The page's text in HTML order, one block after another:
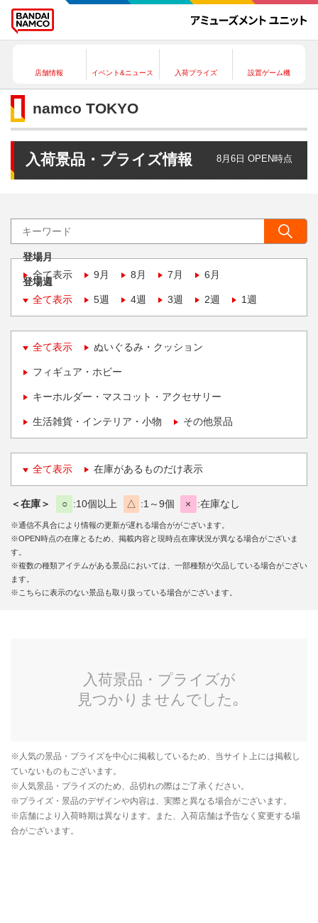
店舗情報 イベント&ニュース 入荷プライズ 設置ゲーム機
namco TOKYO
入荷景品・プライズ情報 8月6日 OPEN時点
登場月
全て表示
9月 8月 7月 6月
登場週
全て表示
5週 4週 3週 2週 1週
全て表示 ぬいぐるみ・クッション
フィギュア・ホビー
キーホルダー・マスコット・アクセサリー
生活雑貨・インテリア・小物 その他景品
全て表示 在庫があるものだけ表示
＜在庫＞ ○ 10個以上 △ 1～9個 × 在庫なし
※通信不具合により情報の更新が遅れる場合ががございます。
※OPEN時点の在庫とるため、掲載内容と現時点在庫状況が異なる場合がございま
す。
※複数の種類アイテムがある景品においては、一部種類が欠品している場合がござい
ます。
※こちらに表示のない景品も取り扱っている場合がございます。